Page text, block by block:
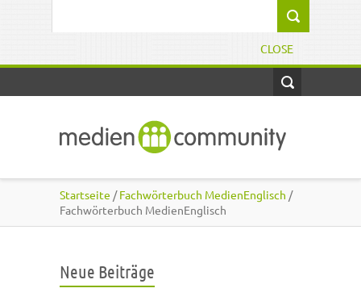
CLOSE
Startseite /Fachwörterbuch MedienEnglisch /
Fachwörterbuch MedienEnglisch
Neue Beiträge